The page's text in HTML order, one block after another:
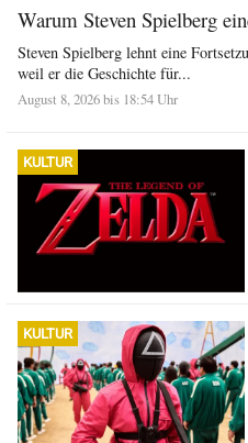
Warum Steven Spielberg
Steven Spielberg lehnt eine
weil er die Geschichte für...
August 8, 2026 bis 18:54 Uhr
KULTUR
KULTUR